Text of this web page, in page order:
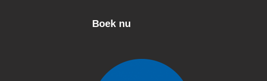
Boek nu